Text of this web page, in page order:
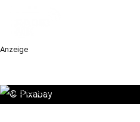
Anzeige
© Pixabay